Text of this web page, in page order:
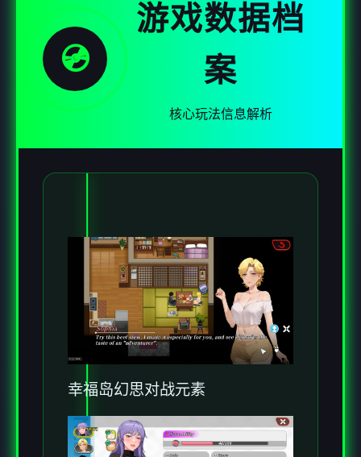
💿
游戏数据档
案
核心玩法信息解析
幸福岛幻思对战元素